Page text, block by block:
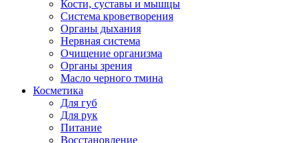
Кости, суставы и мышцы
Система кроветворения
Органы дыхания
Нервная система
Очищение организма
Органы зрения
Масло черного тмина
Косметика
Для губ
Для рук
Питание
Восстановление